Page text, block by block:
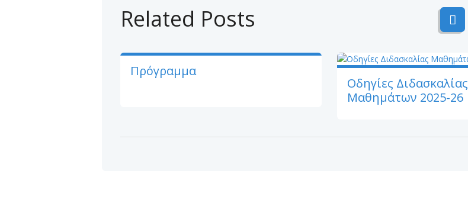
Related Posts
Πρόγραμμα
Οδηγίες Διδασκαλίας
Μαθημάτων 2025-26